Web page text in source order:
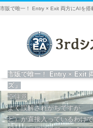
市販で唯一！ Entry × Exit 両方にAIを搭
市販で唯一！ Entry × Exit
ズ」
※注意
よく誤解されがちですが、
ど）が直接入っているわけ